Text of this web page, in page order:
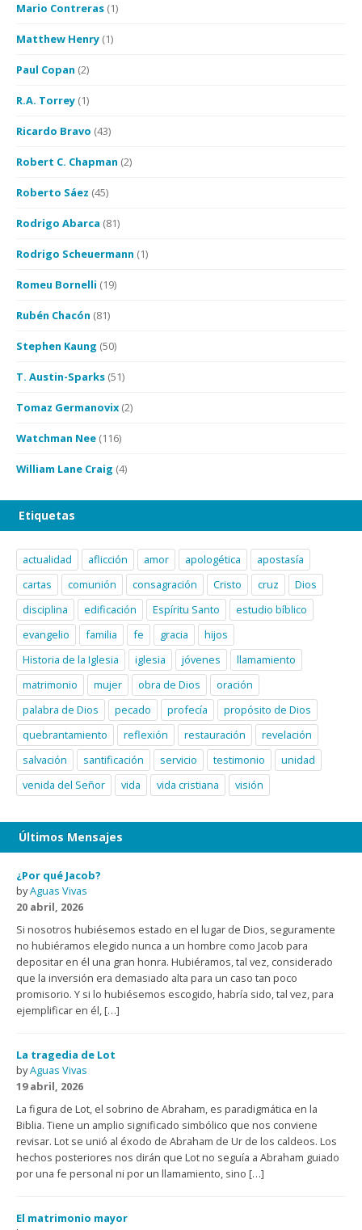
Mario Contreras (1)
Matthew Henry (1)
Paul Copan (2)
R.A. Torrey (1)
Ricardo Bravo (43)
Robert C. Chapman (2)
Roberto Sáez (45)
Rodrigo Abarca (81)
Rodrigo Scheuermann (1)
Romeu Bornelli (19)
Rubén Chacón (81)
Stephen Kaung (50)
T. Austin-Sparks (51)
Tomaz Germanovix (2)
Watchman Nee (116)
William Lane Craig (4)
Etiquetas
actualidad aflicción amor apologética
apostasía
cartas
comunión consagración Cristo cruz
Dios
disciplina
edificación Espíritu Santo
estudio bíblico
evangelio
familia fe gracia
hijos
Historia de la Iglesia
iglesia jóvenes
llamamiento
matrimonio
mujer obra de Dios
oración
palabra de Dios
pecado profecía
propósito de Dios
quebrantamiento
reflexión restauración
revelación
salvación
santificación servicio testimonio
unidad
venida del Señor
vida vida cristiana visión
Últimos Mensajes
¿Por qué Jacob?
byAguas Vivas
20 abril, 2026
Si nosotros hubiésemos estado en el lugar de Dios, seguramente
no hubiéramos elegido nunca a un hombre como Jacob para
depositar en él una gran honra. Hubiéramos, tal vez, considerado
que la inversión era demasiado alta para un caso tan poco
promisorio. Y si lo hubiésemos escogido, habría sido, tal vez, para
ejemplificar en él, […]
La tragedia de Lot
byAguas Vivas
19 abril, 2026
La figura de Lot, el sobrino de Abraham, es paradigmática en la
Biblia. Tiene un amplio significado simbólico que nos conviene
revisar. Lot se unió al éxodo de Abraham de Ur de los caldeos. Los
hechos posteriores nos dirán que Lot no seguía a Abraham guiado
por una fe personal ni por un llamamiento, sino […]
El matrimonio mayor